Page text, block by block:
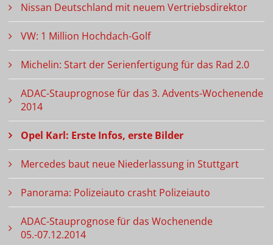
Nissan Deutschland mit neuem Vertriebsdirektor
VW: 1 Million Hochdach-Golf
Michelin: Start der Serienfertigung für das Rad 2.0
ADAC-Stauprognose für das 3. Advents-Wochenende
2014
Opel Karl: Erste Infos, erste Bilder
Mercedes baut neue Niederlassung in Stuttgart
Panorama: Polizeiauto crasht Polizeiauto
ADAC-Stauprognose für das Wochenende
05.-07.12.2014